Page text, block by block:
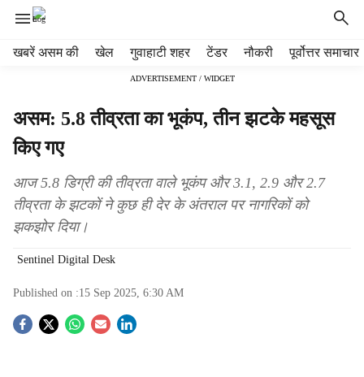
खबरें असम की खेल गुवाहाटी शहर टेंडर नौकरी पूर्वोत्तर समाचार
ADVERTISEMENT / WIDGET
असम: 5.8 तीव्रता का भूकंप, तीन झटके महसूस
किए गए
आज 5.8 डिग्री की तीव्रता वाले भूकंप और 3.1, 2.9 और 2.7
तीव्रता के झटकों ने कुछ ही देर के अंतराल पर नागरिकों को
झकझोर दिया।
Sentinel Digital Desk
Published on :15 Sep 2025, 6:30 AM
S